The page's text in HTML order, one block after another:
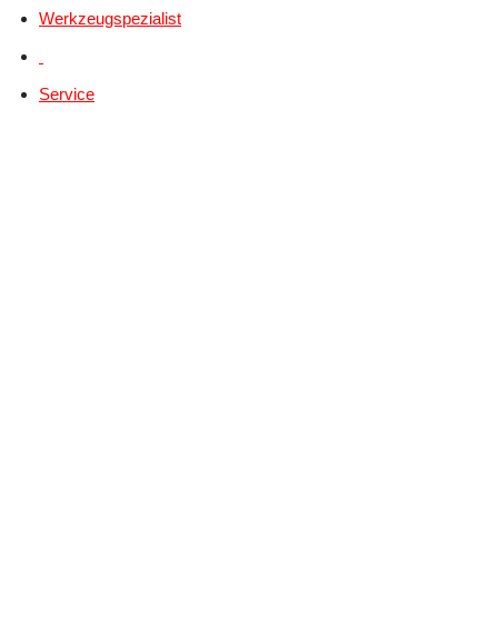
Werkzeugspezialist
Service